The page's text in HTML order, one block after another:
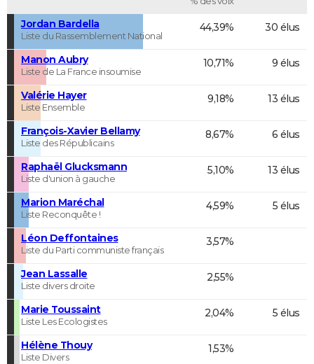
Jordan Bardella
Liste du Rassemblement National
44,39% 30 élus
Manon Aubry
Liste de La France insoumise
10,71% 9 élus
Valérie Hayer
Liste Ensemble
9,18% 13 élus
François-Xavier Bellamy
Liste des Républicains
8,67% 6 élus
Raphaël Glucksmann
Liste d'union à gauche
5,10% 13 élus
Marion Maréchal
Liste Reconquête !
4,59% 5 élus
Léon Deffontaines
Liste du Parti communiste français
3,57%
Jean Lassalle
Liste divers droite
2,55%
Marie Toussaint
Liste Les Ecologistes
2,04% 5 élus
Hélène Thouy
Liste Divers
1,53%